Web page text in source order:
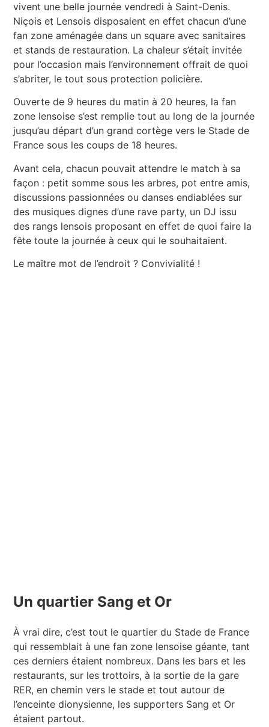
vivent une belle journée vendredi à Saint-Denis.
Niçois et Lensois disposaient en effet chacun d’une
fan zone aménagée dans un square avec sanitaires
et stands de restauration. La chaleur s’était invitée
pour l’occasion mais l’environnement offrait de quoi
s’abriter, le tout sous protection policière.
Ouverte de 9 heures du matin à 20 heures, la fan
zone lensoise s’est remplie tout au long de la journée
jusqu’au départ d’un grand cortège vers le Stade de
France sous les coups de 18 heures.
Avant cela, chacun pouvait attendre le match à sa
façon : petit somme sous les arbres, pot entre amis,
discussions passionnées ou danses endiablées sur
des musiques dignes d’une rave party, un DJ issu
des rangs lensois proposant en effet de quoi faire la
fête toute la journée à ceux qui le souhaitaient.
Le maître mot de l’endroit ? Convivialité !
Un quartier Sang et Or
À vrai dire, c’est tout le quartier du Stade de France
qui ressemblait à une fan zone lensoise géante, tant
ces derniers étaient nombreux. Dans les bars et les
restaurants, sur les trottoirs, à la sortie de la gare
RER, en chemin vers le stade et tout autour de
l’enceinte dionysienne, les supporters Sang et Or
étaient partout.